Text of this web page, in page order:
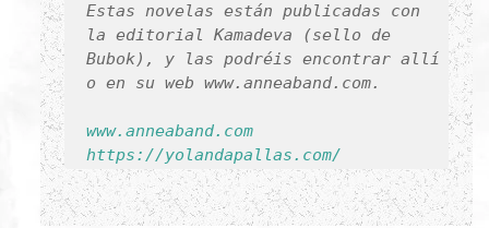
Estas novelas están publicadas con
la editorial Kamadeva (sello de
Bubok), y las podréis encontrar allí
o en su web www.anneaband.com.
www.anneaband.com
https://yolandapallas.com/